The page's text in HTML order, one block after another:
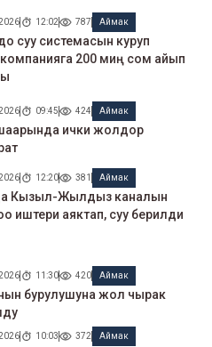
12:02 787 Аймак
суу системасын куруп
200 миң сом айып
09:45 424 Аймак
ички жолдор
12:20 381 Аймак
Кызыл-Жылдыз каналын
иштери аяктап, суу берилди
11:30 420 Аймак
бурулушуна жол чырак
10:03 372 Аймак